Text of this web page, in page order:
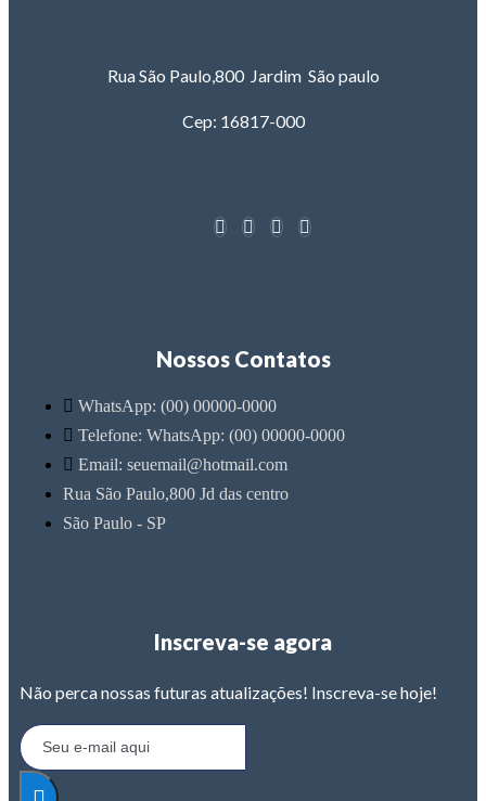
Rua São Paulo,800 Jardim São paulo
Cep: 16817-000
Nossos Contatos
WhatsApp: (00) 00000-0000
Telefone: WhatsApp: (00) 00000-0000
Email: seuemail@hotmail.com
Rua São Paulo,800 Jd das centro
São Paulo - SP
Inscreva-se agora
Não perca nossas futuras atualizações! Inscreva-se hoje!